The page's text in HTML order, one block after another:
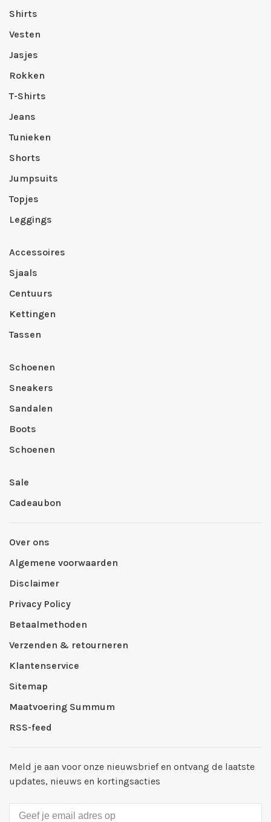
Shirts
Vesten
Jasjes
Rokken
T-Shirts
Jeans
Tunieken
Shorts
Jumpsuits
Topjes
Leggings
Accessoires
Sjaals
Centuurs
Kettingen
Tassen
Schoenen
Sneakers
Sandalen
Boots
Schoenen
Sale
Cadeaubon
Over ons
Algemene voorwaarden
Disclaimer
Privacy Policy
Betaalmethoden
Verzenden & retourneren
Klantenservice
Sitemap
Maatvoering Summum
RSS-feed
Meld je aan voor onze nieuwsbrief en ontvang de laatste
updates, nieuws en kortingsacties